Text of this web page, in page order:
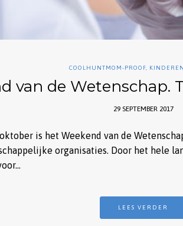
COOLHUNTMOM-PROOF,
van de Wetenschap.
29 SEPTEMBER 2017
is het Weekend van de
organisaties. Door het hele
LEES VERDER